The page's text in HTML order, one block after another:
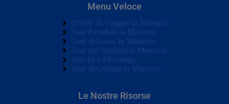
Menu Veloce
Offerte di Viaggio in Marocco
Tour Familiari in Marocco
Tour di Lusso in Marocco
Tour per Studenti in Marocco
Attività a Merzouga
Tour di Gruppo in Marocco
Le Nostre Risorse